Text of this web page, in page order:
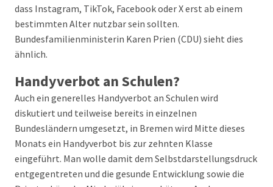
dass Instagram, TikTok, Facebook oder X erst ab einem
bestimmten Alter nutzbar sein sollten.
Bundesfamilienministerin Karen Prien (CDU) sieht dies
ähnlich.
Handyverbot an Schulen?
Auch ein generelles Handyverbot an Schulen wird
diskutiert und teilweise bereits in einzelnen
Bundesländern umgesetzt, in Bremen wird Mitte dieses
Monats ein Handyverbot bis zur zehnten Klasse
eingeführt. Man wolle damit dem Selbstdarstellungsdruck
entgegentreten und die gesunde Entwicklung sowie die